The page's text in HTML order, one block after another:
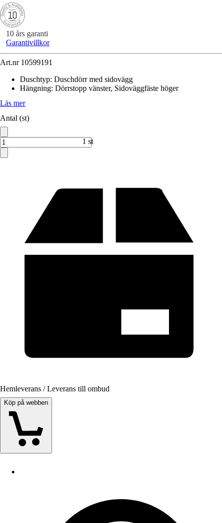
10 års garanti
Garantivillkor
Art.nr 10599191
Duschtyp: Duschdörr med sidovägg
Hängning: Dörrstopp vänster, Sidoväggfäste höger
Läs mer
Antal (st)
1 st
Hemleverans / Leverans till ombud
Köp på webben